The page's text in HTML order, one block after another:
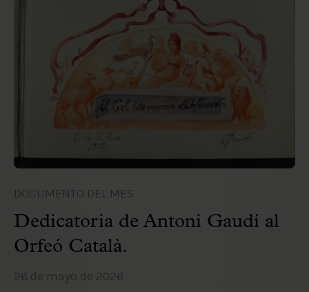
DOCUMENTO DEL MES
Dedicatoria de Antoni Gaudí al
Orfeó Català.
26 de mayo de 2026